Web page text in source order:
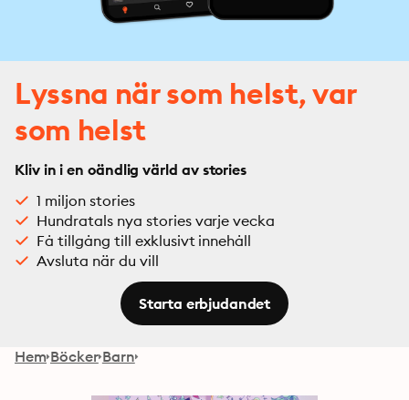
Lyssna när som helst, var
som helst
Kliv in i en oändlig värld av stories
1 miljon stories
Hundratals nya stories varje vecka
Få tillgång till exklusivt innehåll
Avsluta när du vill
Starta erbjudandet
Hem Böcker Barn